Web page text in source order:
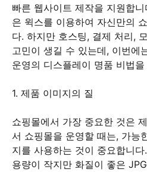
빠른 웹사이트 제작을 지원합
은 윅스를 이용하여 자신만의
다. 하지만 호스팅, 결제 처리,
고민이 생길 수 있는데, 이번에
운영의 디스플레이 명품 비법
1. 제품 이미지의 질
쇼핑몰에서 가장 중요한 것은
서 쇼핑몰을 운영할 때는, 가능
지를 사용하는 것이 중요합니
용량이 작지만 화질이 좋은